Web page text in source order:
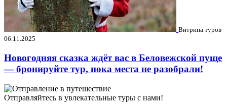
Витрина туров
06.11.2025
Новогодняя сказка ждёт вас в Беловежской пуще
— бронируйте тур, пока места не разобрали!
Отправляйтесь в увлекательные туры с нами!